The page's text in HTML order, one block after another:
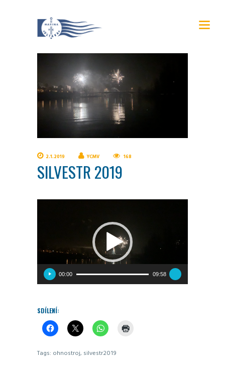
2.1.2019 YCMV 168
SILVESTR 2019
00:00 09:58
SDÍLENÍ:
Tags: ohnostroj, silvestr2019